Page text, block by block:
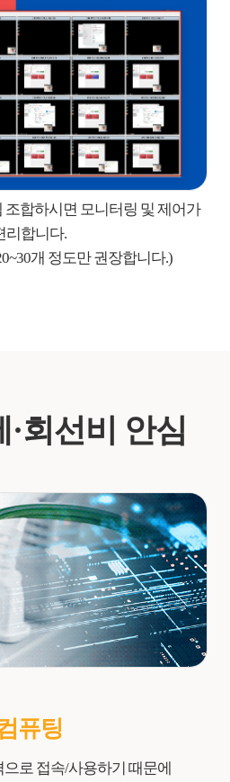
조합하시면 모니터링 및 제어가
리합니다.
개 정도만 권장합니다.)
·회선비 안심
퓨팅
로 접속/사용하기 때문에